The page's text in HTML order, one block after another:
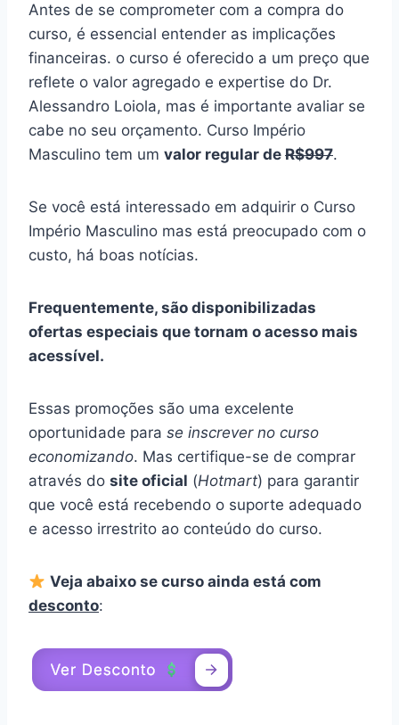
Antes de se comprometer com a compra do
curso, é essencial entender as implicações
financeiras. o curso é oferecido a um preço que
reflete o valor agregado e expertise do Dr.
Alessandro Loiola, mas é importante avaliar se
cabe no seu orçamento. Curso Império
Masculino tem um valor regular de R$997.
Se você está interessado em adquirir o Curso
Império Masculino mas está preocupado com o
custo, há boas notícias.
Frequentemente, são disponibilizadas
ofertas especiais que tornam o acesso mais
acessível.
Essas promoções são uma excelente
oportunidade para se inscrever no curso
economizando. Mas certifique-se de comprar
através do site oficial (Hotmart) para garantir
que você está recebendo o suporte adequado
e acesso irrestrito ao conteúdo do curso.
Veja abaixo se curso ainda está com
desconto: